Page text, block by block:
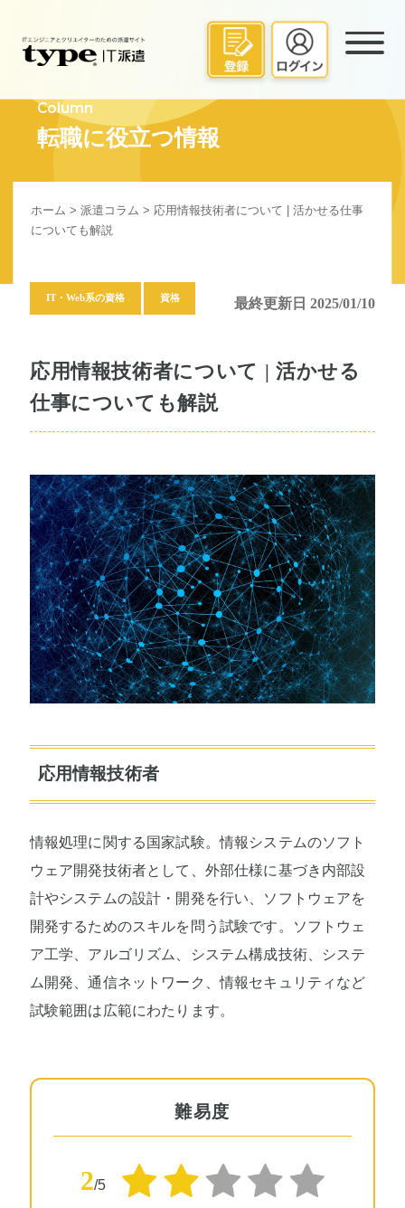
Column
転職に役立つ情報
ホーム >派遣コラム > 応用情報技術者について | 活かせる仕事
についても解説
IT・Web系の資格 資格 最終更新日 2025/01/10
応用情報技術者について | 活かせる
仕事についても解説
応用情報技術者
情報処理に関する国家試験。情報システムのソフト
ウェア開発技術者として、外部仕様に基づき内部設
計やシステムの設計・開発を行い、ソフトウェアを
開発するためのスキルを問う試験です。ソフトウェ
ア工学、アルゴリズム、システム構成技術、システ
ム開発、通信ネットワーク、情報セキュリティなど
試験範囲は広範にわたります。
難易度
2/5